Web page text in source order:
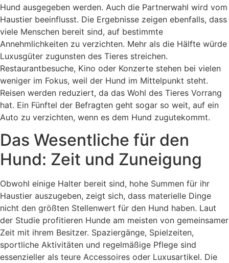
Hund ausgegeben werden. Auch die Partnerwahl wird vom
Haustier beeinflusst. Die Ergebnisse zeigen ebenfalls, dass
viele Menschen bereit sind, auf bestimmte
Annehmlichkeiten zu verzichten. Mehr als die Hälfte würde
Luxusgüter zugunsten des Tieres streichen.
Restaurantbesuche, Kino oder Konzerte stehen bei vielen
weniger im Fokus, weil der Hund im Mittelpunkt steht.
Reisen werden reduziert, da das Wohl des Tieres Vorrang
hat. Ein Fünftel der Befragten geht sogar so weit, auf ein
Auto zu verzichten, wenn es dem Hund zugutekommt.
Das Wesentliche für den
Hund: Zeit und Zuneigung
Obwohl einige Halter bereit sind, hohe Summen für ihr
Haustier auszugeben, zeigt sich, dass materielle Dinge
nicht den größten Stellenwert für den Hund haben. Laut
der Studie profitieren Hunde am meisten von gemeinsamer
Zeit mit ihrem Besitzer. Spaziergänge, Spielzeiten,
sportliche Aktivitäten und regelmäßige Pflege sind
essenzieller als teure Accessoires oder Luxusartikel. Die